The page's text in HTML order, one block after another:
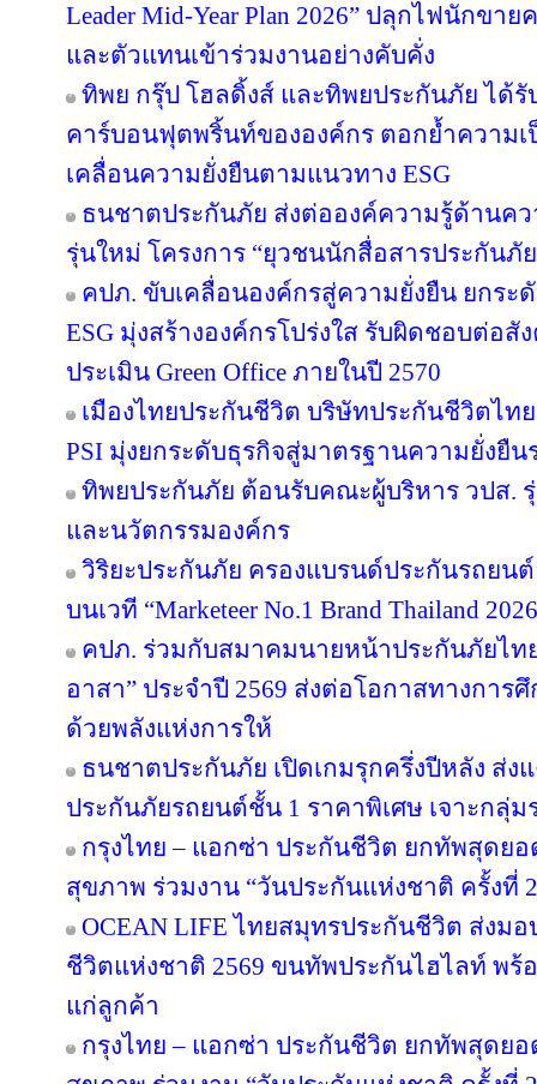
Leader Mid-Year Plan 2026” ปลุกไฟนักขา
และตัวแทนเข้าร่วมงานอย่างคับคั่ง
ทิพย กรุ๊ป โฮลดิ้งส์ และทิพยประกันภัย ได้รั
คาร์บอนฟุตพริ้นท์ขององค์กร ตอกย้ำความ
เคลื่อนความยั่งยืนตามแนวทาง ESG
ธนชาตประกันภัย ส่งต่อองค์ความรู้ด้านค
รุ่นใหม่ โครงการ “ยุวชนนักสื่อสารประกันภั
คปภ. ขับเคลื่อนองค์กรสู่ความยั่งยืน ยกระ
ESG มุ่งสร้างองค์กรโปร่งใส รับผิดชอบต่อ
ประเมิน Green Office ภายในปี 2570
เมืองไทยประกันชีวิต บริษัทประกันชีวิตไท
PSI มุ่งยกระดับธุรกิจสู่มาตรฐานความยั่งยืน
ทิพยประกันภัย ต้อนรับคณะผู้บริหาร วปส.
และนวัตกรรมองค์กร
วิริยะประกันภัย ครองแบรนด์ประกันรถยน
บนเวที “Marketeer No.1 Brand Thailand
คปภ. ร่วมกับสมาคมนายหน้าประกันภัยไท
อาสา” ประจำปี 2569 ส่งต่อโอกาสทางการ
ด้วยพลังแห่งการให้
ธนชาตประกันภัย เปิดเกมรุกครึ่งปีหลัง ส่ง
ประกันภัยรถยนต์ชั้น 1 ราคาพิเศษ เจาะกลุ่
กรุงไทย – แอกซ่า ประกันชีวิต ยกทัพสุดย
สุขภาพ ร่วมงาน “วันประกันแห่งชาติ ครั้งที่
OCEAN LIFE ไทยสมุทรประกันชีวิต ส่งม
ชีวิตแห่งชาติ 2569 ขนทัพประกันไฮไลท์ พร้
แก่ลูกค้า
กรุงไทย – แอกซ่า ประกันชีวิต ยกทัพสุดย